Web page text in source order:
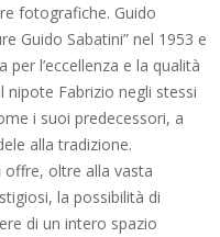
fotografiche. Guido
Guido Sabatini” nel 1953 e
per l’eccellenza e la qualità
Fabrizio negli stessi
i suoi predecessori, a
alla tradizione.
offre, oltre alla vasta
la possibilità di
di un intero spazio